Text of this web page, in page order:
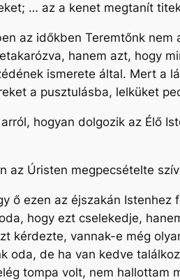
… az a kenet megtanít
az időkben Teremtőnk
hanem azt, hogy
ismerete által. Mert a
a pusztulásba, lelküket
hogyan dolgozik az Élő
Úristen megpecsételte
ő ezen az éjszakán
hogy ezt cselekedje,
kérdezte, vannak-e még
oda, de ha van kedve
tompa volt, nem hallottam